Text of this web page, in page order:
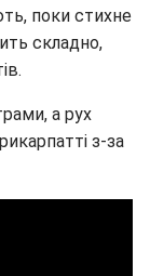
поки стихне
складно,
а рух
з-за